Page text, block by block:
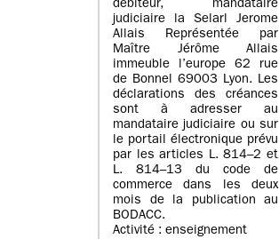
débiteur, mandataire
judiciaire la Selarl Jerome
Allais Représentée par
Maître Jérôme Allais
immeuble l’europe 62 rue
de Bonnel 69003 Lyon. Les
déclarations des créances
sont à adresser au
mandataire judiciaire ou sur
le portail électronique prévu
par les articles L. 814–2 et
L. 814–13 du code de
commerce dans les deux
mois de la publication au
BODACC.
Activité : enseignement